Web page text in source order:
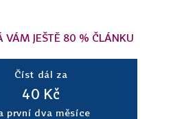
VÁM JEŠTĚ 80 % ČLÁNKU
Číst dál za
40 Kč
první dva měsíce